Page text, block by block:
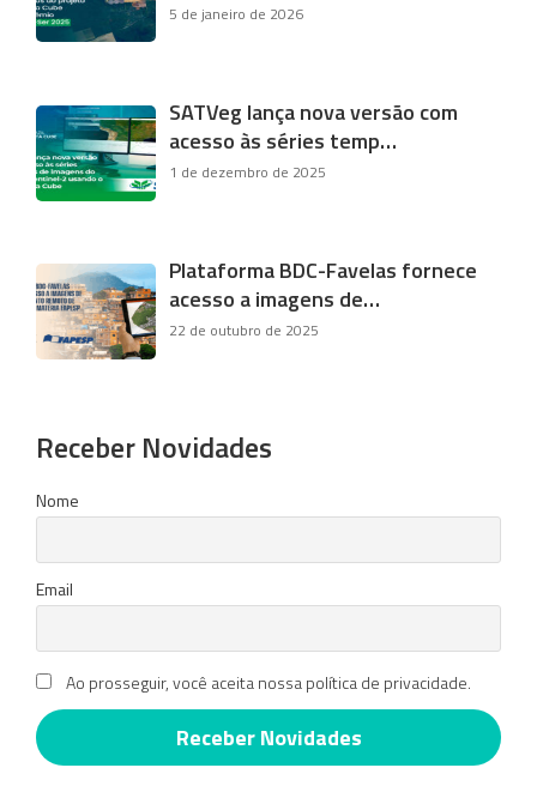
5 de janeiro de 2026
SATVeg lança nova versão com
acesso às séries temp…
1 de dezembro de 2025
Plataforma BDC-Favelas fornece
acesso a imagens de…
22 de outubro de 2025
Receber Novidades
Nome
Email
Ao prosseguir, você aceita nossa política de privacidade.